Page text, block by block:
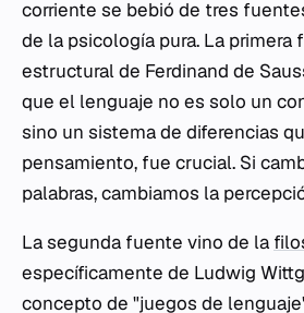
corriente se bebió de tres
de la psicología pura. La
estructural de Ferdinand de
que el lenguaje no es solo un
sino un sistema de diferencias
pensamiento, fue crucial. Si
palabras, cambiamos la
La segunda fuente vino de la
específicamente de Ludwig
concepto de "juegos de